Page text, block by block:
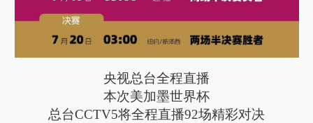
央视总台全程直播
本次美加墨世界杯
总台CCTV5将全程直播92场精彩对决